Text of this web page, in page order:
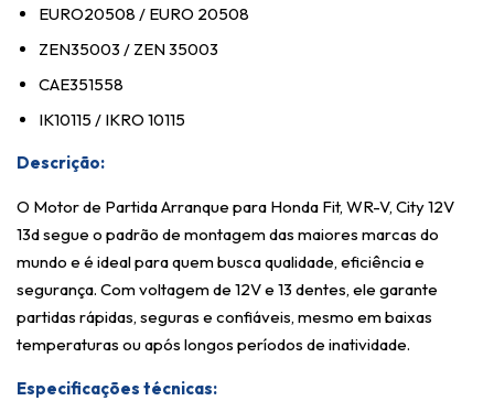
EURO20508 / EURO 20508
ZEN35003 / ZEN 35003
CAE351558
IK10115 / IKRO 10115
Descrição:
O Motor de Partida Arranque para Honda Fit, WR-V, City 12V
13d segue o padrão de montagem das maiores marcas do
mundo e é ideal para quem busca qualidade, eficiência e
segurança. Com voltagem de 12V e 13 dentes, ele garante
partidas rápidas, seguras e confiáveis, mesmo em baixas
temperaturas ou após longos períodos de inatividade.
Especificações técnicas: